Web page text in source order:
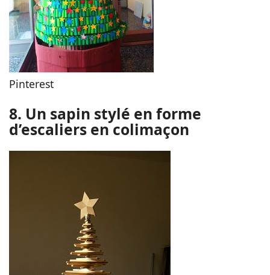
Pinterest
8. Un sapin stylé en forme
d’escaliers en colimaçon